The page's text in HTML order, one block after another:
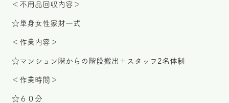
＜不用品回収内容＞
☆単身女性家財一式
＜作業内容＞
☆マンション階からの階段搬出＋スタッフ2名体制
＜作業時間＞
☆６０分